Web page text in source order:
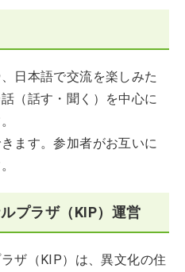
日本語で交流を楽しみた
（話す・聞く）を中心に
ます。参加者がお互いに
プラザ（KIP）運営
ザ（KIP）は、異文化の住